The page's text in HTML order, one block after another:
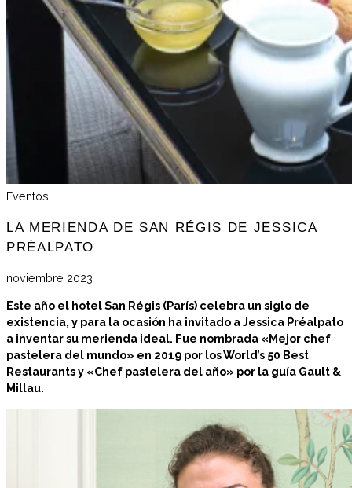
Eventos
LA MERIENDA DE SAN RÉGIS DE JESSICA
PRÉALPATO
noviembre 2023
Este año el hotel San Régis (París) celebra un siglo de
existencia, y para la ocasión ha invitado a Jessica Préalpato
a inventar su merienda ideal. Fue nombrada «Mejor chef
pastelera del mundo» en 2019 por los World’s 50 Best
Restaurants y «Chef pastelera del año» por la guía Gault &
Millau.